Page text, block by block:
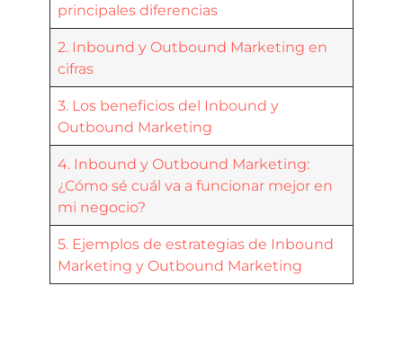
principales diferencias
2. Inbound y Outbound Marketing en
cifras
3. Los beneficios del Inbound y
Outbound Marketing
4. Inbound y Outbound Marketing:
¿Cómo sé cuál va a funcionar mejor en
mi negocio?
5. Ejemplos de estrategias de Inbound
Marketing y Outbound Marketing